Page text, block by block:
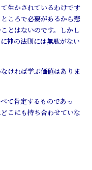
生かされているわけです
ころで必要があるから悲
とはないのです。しかし
神の法則には無駄がない
ければ学ぶ価値はありま
て肯定するものであっ
こにも持ち合わせていな